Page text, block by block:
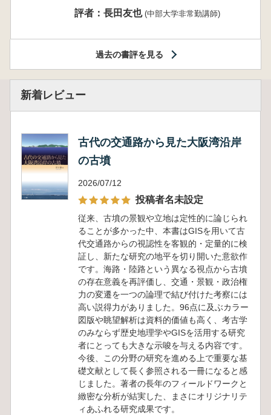
評者：長田友也 (中部大学非常勤講師)
過去の書評を見る
新着レビュー
古代の交通路から見た大阪湾沿岸
の古墳
2026/07/12
投稿者名未設定
従来、古墳の景観や立地は定性的に論じられ
ることが多かった中、本書はGISを用いて古
代交通路からの視認性を客観的・定量的に検
証し、新たな研究の地平を切り開いた意欲作
です。海路・陸路という異なる視点から古墳
の存在意義を再評価し、交通・景観・政治権
力の変遷を一つの論理で結び付けた考察には
高い説得力がありました。96点に及ぶカラー
図版や眺望解析は資料的価値も高く、考古学
のみならず歴史地理学やGISを活用する研究
者にとっても大きな示唆を与える内容です。
今後、この分野の研究を進める上で重要な基
礎文献として長く参照される一冊になると感
じました。著者の長年のフィールドワークと
緻密な分析が結実した、まさにオリジナリテ
ィあふれる研究成果です。